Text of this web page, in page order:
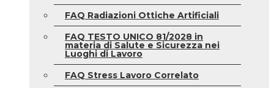
FAQ Radiazioni Ottiche Artificiali
FAQ TESTO UNICO 81/2028 in
materia di Salute e Sicurezza nei
Luoghi di Lavoro
FAQ Stress Lavoro Correlato